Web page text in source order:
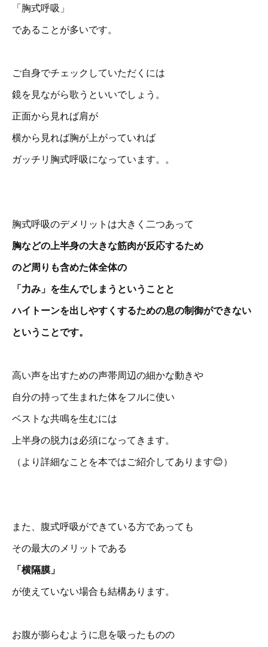
「胸式呼吸」
であることが多いです。
ご自身でチェックしていただくには
鏡を見ながら歌うといいでしょう。
正面から見れば肩が
横から見れば胸が上がっていれば
ガッチリ胸式呼吸になっています。。
胸式呼吸のデメリットは大きく二つあって
胸などの上半身の大きな筋肉が反応するため
のど周りも含めた体全体の
「力み」を生んでしまうということと
ハイトーンを出しやすくするための息の制御ができない
ということです。
高い声を出すための声帯周辺の細かな動きや
自分の持って生まれた体をフルに使い
ベストな共鳴を生むには
上半身の脱力は必須になってきます。
（より詳細なことを本ではご紹介してあります😊）
また、腹式呼吸ができている方であっても
その最大のメリットである
「横隔膜」
が使えていない場合も結構あります。
お腹が膨らむように息を吸ったものの